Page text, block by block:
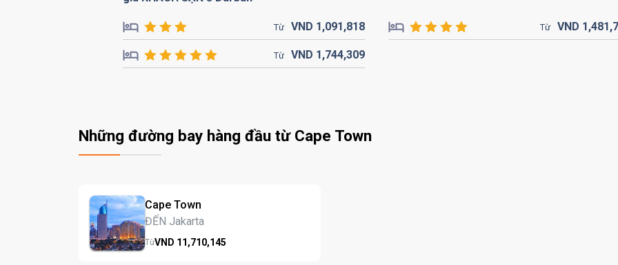
Từ VND 1,091,818 Từ VND 1,481,
Từ VND 1,744,309
Những đường bay hàng đầu từ Cape Town
Cape Town
ĐẾN Jakarta
TừVND 11,710,145